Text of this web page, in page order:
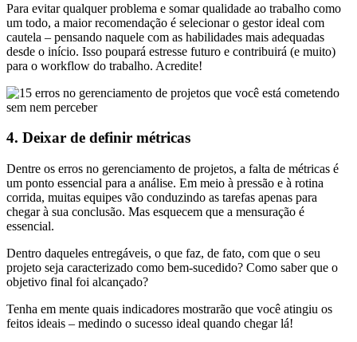
Para evitar qualquer problema e somar qualidade ao trabalho como
um todo, a maior recomendação é selecionar o gestor ideal com
cautela – pensando naquele com as habilidades mais adequadas
desde o início. Isso poupará estresse futuro e contribuirá (e muito)
para o workflow do trabalho. Acredite!
4. Deixar de definir métricas
Dentre os erros no gerenciamento de projetos, a falta de métricas é
um ponto essencial para a análise. Em meio à pressão e à rotina
corrida, muitas equipes vão conduzindo as tarefas apenas para
chegar à sua conclusão. Mas esquecem que a mensuração é
essencial.
Dentro daqueles entregáveis, o que faz, de fato, com que o seu
projeto seja caracterizado como bem-sucedido? Como saber que o
objetivo final foi alcançado?
Tenha em mente quais indicadores mostrarão que você atingiu os
feitos ideais – medindo o sucesso ideal quando chegar lá!